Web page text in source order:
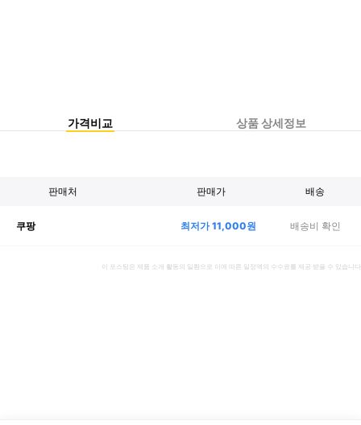
가격비교 상품 상세정보
판매처 판매가 배송
쿠팡 최저가11,000원 배송비 확인
이 포스팅은 제품 소개 활동의 일환으로 이에 따른 일정액의 수수료를 제공 받을 수 있습니다